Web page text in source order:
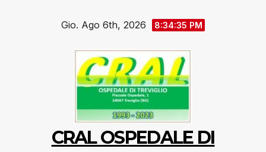
Gio. Ago 6th, 2026 8:34:36 PM
CRAL OSPEDALE DI